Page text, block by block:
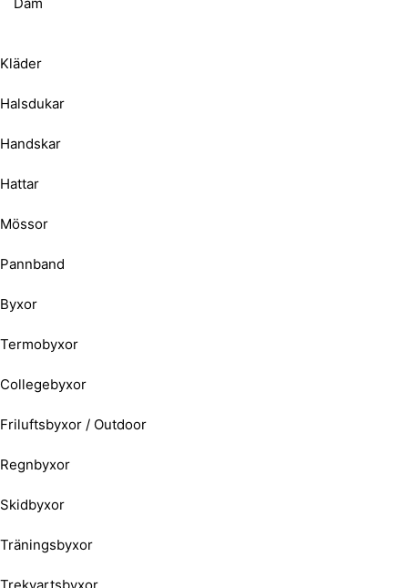
Kläder
Halsdukar
Handskar
Hattar
Mössor
Pannband
Byxor
Termobyxor
Collegebyxor
Friluftsbyxor / Outdoor
Regnbyxor
Skidbyxor
Träningsbyxor